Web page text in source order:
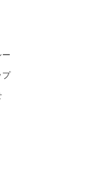
ー
プ